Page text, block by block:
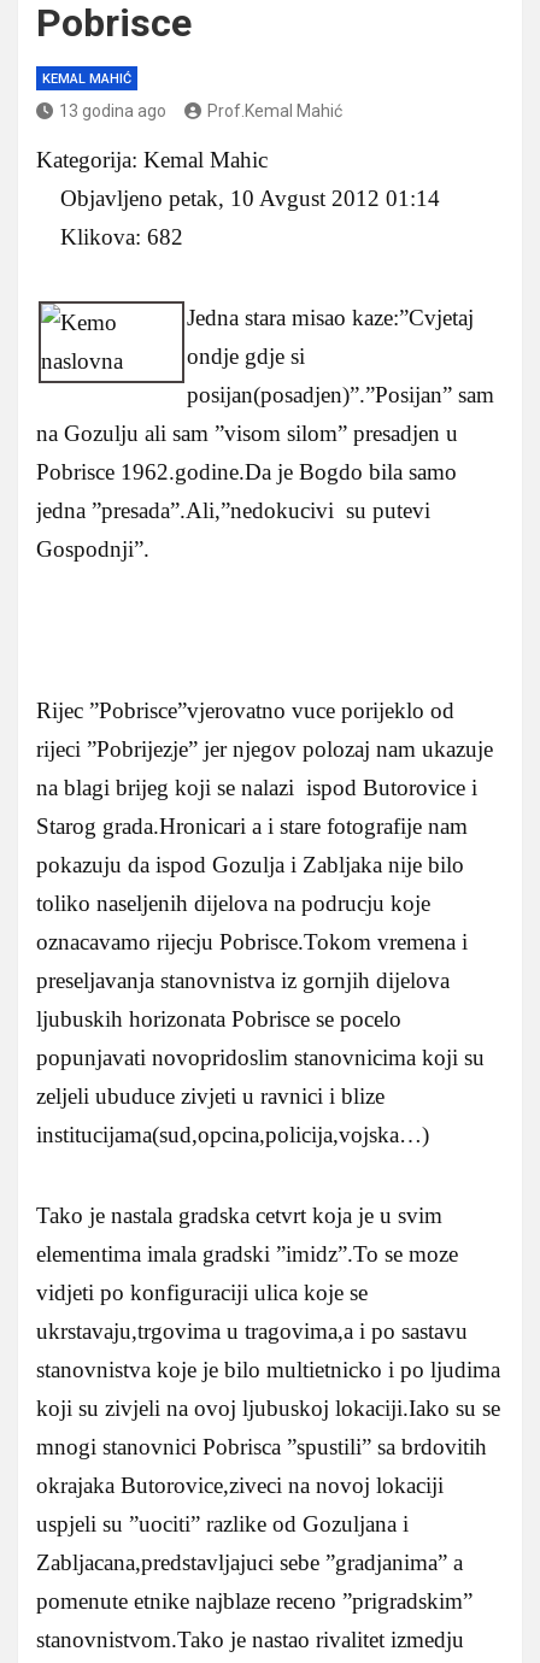
Pobrisce
KEMAL MAHIĆ
13 godina ago Prof.Kemal Mahić
Kategorija: Kemal Mahic
Objavljeno petak, 10 Avgust 2012 01:14
Klikova: 682
Jedna stara misao kaze:”Cvjetaj
ondje gdje si
posijan(posadjen)”.”Posijan” sam
na Gozulju ali sam ”visom silom” presadjen u
Pobrisce 1962.godine.Da je Bogdo bila samo
jedna ”presada”.Ali,”nedokucivi su putevi
Gospodnji”.
Rijec ”Pobrisce”vjerovatno vuce porijeklo od
rijeci ”Pobrijezje” jer njegov polozaj nam ukazuje
na blagi brijeg koji se nalazi ispod Butorovice i
Starog grada.Hronicari a i stare fotografije nam
pokazuju da ispod Gozulja i Zabljaka nije bilo
toliko naseljenih dijelova na podrucju koje
oznacavamo rijecju Pobrisce.Tokom vremena i
preseljavanja stanovnistva iz gornjih dijelova
ljubuskih horizonata Pobrisce se pocelo
popunjavati novopridoslim stanovnicima koji su
zeljeli ubuduce zivjeti u ravnici i blize
institucijama(sud,opcina,policija,vojska…)
Tako je nastala gradska cetvrt koja je u svim
elementima imala gradski ”imidz”.To se moze
vidjeti po konfiguraciji ulica koje se
ukrstavaju,trgovima u tragovima,a i po sastavu
stanovnistva koje je bilo multietnicko i po ljudima
koji su zivjeli na ovoj ljubuskoj lokaciji.Iako su se
mnogi stanovnici Pobrisca ”spustili” sa brdovitih
okrajaka Butorovice,ziveci na novoj lokaciji
uspjeli su ”uociti” razlike od Gozuljana i
Zabljacana,predstavljajuci sebe ”gradjanima” a
pomenute etnike najblaze receno ”prigradskim”
stanovnistvom.Tako je nastao rivalitet izmedju